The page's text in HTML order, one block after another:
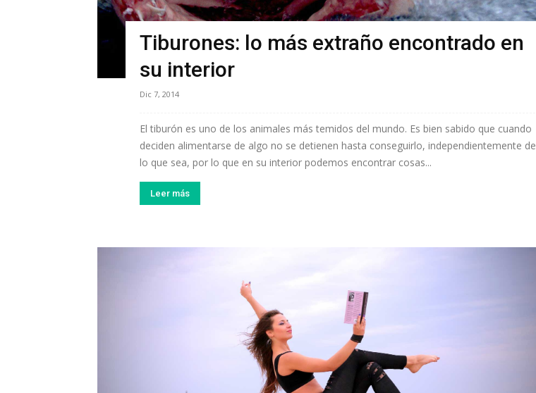
Tiburones: lo más extraño encontrado en
su interior
Dic 7, 2014
El tiburón es uno de los animales más temidos del mundo. Es bien sabido que cuando
deciden alimentarse de algo no se detienen hasta conseguirlo, independientemente de
lo que sea, por lo que en su interior podemos encontrar cosas...
Leer más